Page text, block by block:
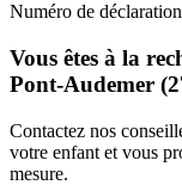
Numéro de
Vous êtes à la
Pont-Audemer
Contactez nos
votre enfant et vous
mesure.